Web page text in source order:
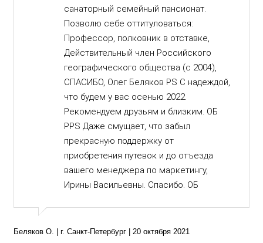
санаторный семейный пансионат.
Позволю себе оттитуловаться:
Профессор, полковник в отставке,
Действительный член Российского
географического общества (с 2004),
СПАСИБО, Олег Беляков PS С надеждой,
что будем у вас осенью 2022.
Рекомендуем друзьям и близким. ОБ
PPS Даже смущает, что забыл
прекрасную поддержку от
приобретения путевок и до отъезда
вашего менеджера по маркетингу,
Ирины Васильевны. Спасибо. ОБ
Беляков О. | г. Санкт-Петербург | 20 октября 2021